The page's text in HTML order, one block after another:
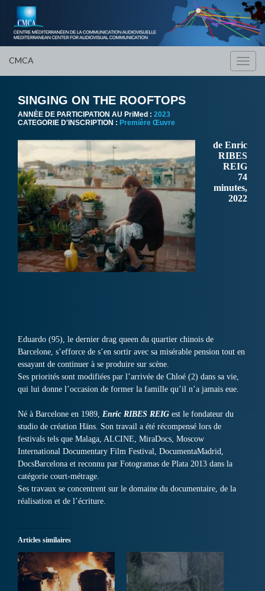
CMCA
SINGING ON THE ROOFTOPS
ANNÈE DE PARTICIPATION AU PriMed : 2023
CATEGORIE D'INSCRIPTION : Première Œuvre
de Enric
RIBES
REIG
74
minutes,
2022
Eduardo (95), le dernier drag queen du quartier chinois de
Barcelone, s’efforce de s’en sortir avec sa misérable pension tout en
essayant de continuer à se produire sur scène.
Ses priorités sont modifiées par l’arrivée de Chloé (2) dans sa vie,
qui lui donne l’occasion de former la famille qu’il n’a jamais eue.
Né à Barcelone en 1989, Enric RIBES REIG est le fondateur du
studio de création Häns. Son travail a été récompensé lors de
festivals tels que Malaga, ALCINE, MiraDocs, Moscow
International Documentary Film Festival, DocumentaMadrid,
DocsBarcelona et reconnu par Fotogramas de Plata 2013 dans la
catégorie court-métrage.
Ses travaux se concentrent sur le domaine du documentaire, de la
réalisation et de l’écriture.
Articles similaires